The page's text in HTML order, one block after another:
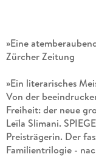
»Eine
Zürcher Zeitung
»Ein literarisches
Von der
Freiheit: der neue
Leïla Slimani.
Preisträgerin. Der
Familientrilogie -